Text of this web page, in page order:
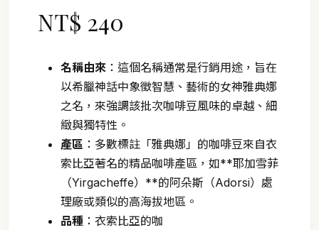
NT$ 240
名稱由來 ：這個名稱通常是行銷用途，旨在
以希臘神話中象徵智慧、藝術的女神雅典娜
之名，來強調該批次咖啡豆風味的卓越、細
緻與獨特性。
產區 ：多數標註「雅典娜」的咖啡豆來自衣
索比亞著名的精品咖啡產區，如**耶加雪菲
（Yirgacheffe）**的阿朵斯（Adorsi）處
理廠或類似的高海拔地區。
品種 ：衣索比亞的咖